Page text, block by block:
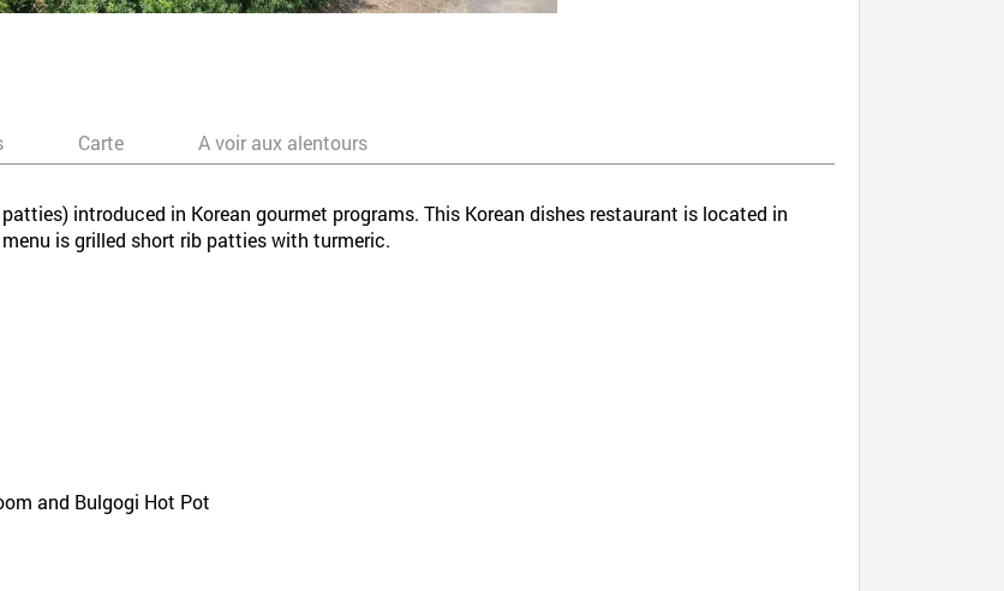
Carte A voir aux alentours
introduced in Korean gourmet programs. This Korean dishes restaurant is located in
is grilled short rib patties with turmeric.
and Bulgogi Hot Pot